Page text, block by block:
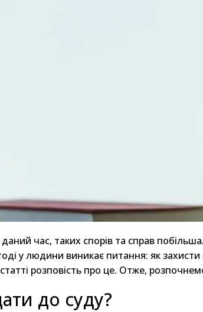
час, таких спорів та справ
у людини виникає питання: як
статті розповість про це. Отже,
до суду?